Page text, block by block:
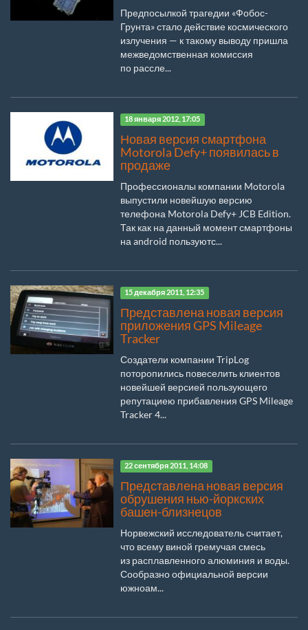
Предпосылкой трагедии «Фобос-
Грунта» стало действие космического
излучения — к такому выводу пришла
межведомственная комиссия
по рассле...
18 января 2012, 17:05
Новая версия смартфона
Motorola Defy+ появилась в
продаже
Профессионалы компании Motorola
выпустили новейшую версию
телефона Motorola Defy+ JCB Edition.
Так как на данный момент смартфоны
на android пользуютс...
15 декабря 2011, 12:35
Представлена новая версия
приложения GPS Mileage
Tracker
Создатели компании TripLog
поторопились повеселить клиентов
новейшей версией пользующего
репутациею прибавления GPS Mileage
Tracker 4...
22 сентября 2011, 14:08
Представлена новая версия
обрушения нью-йоркских
башен-близнецов
Норвежский исследователь считает,
что всему виной гремучая смесь
из расплавленного алюминия и воды.
Сообразно официальной версии
южноам...